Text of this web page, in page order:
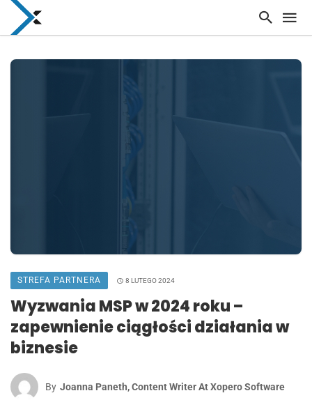
STREFA PARTNERA 8 LUTEGO 2024
Wyzwania MSP w 2024 roku –
zapewnienie ciągłości działania w
biznesie
By Joanna Paneth, Content Writer At Xopero Software